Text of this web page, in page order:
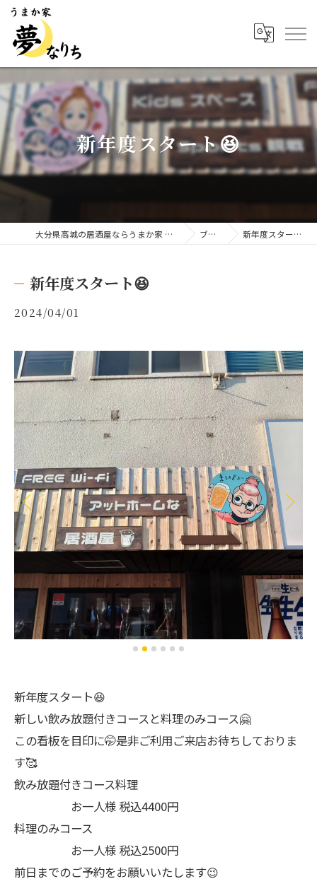
新年度スタート😆
大分県高城の居酒屋ならうまか家 夢なりち ブログ 新年度スタート😆
新年度スタート😆
2024/04/01
新年度スタート😆
新しい飲み放題付きコースと料理のみコース🤗
この看板を目印に🤭是非ご利用ご来店お待ちしておりま
す🥰
飲み放題付きコース料理
お一人様 税込4400円
料理のみコース
お一人様 税込2500円
前日までのご予約をお願いいたします😉